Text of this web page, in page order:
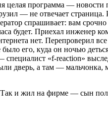
программа — новости
— не отвечает
спрашивает: вам
будет. Приехал инженер
нет. Перепроверил
его, куда он ночью
«f-reaction»
дверь, а там — мальчонка,
и жил на фирме — сын